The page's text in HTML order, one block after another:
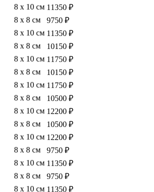
8 х 10 см 11350 ₽
8 х 8 см
9750 ₽
8 х 10 см 11350 ₽
8 х 8 см
10150 ₽
8 х 10 см 11750 ₽
8 х 8 см
10150 ₽
8 х 10 см 11750 ₽
8 х 8 см
10500 ₽
8 х 10 см 12200 ₽
8 х 8 см
10500 ₽
8 х 10 см 12200 ₽
8 х 8 см
9750 ₽
8 х 10 см 11350 ₽
8 х 8 см
9750 ₽
8 х 10 см 11350 ₽